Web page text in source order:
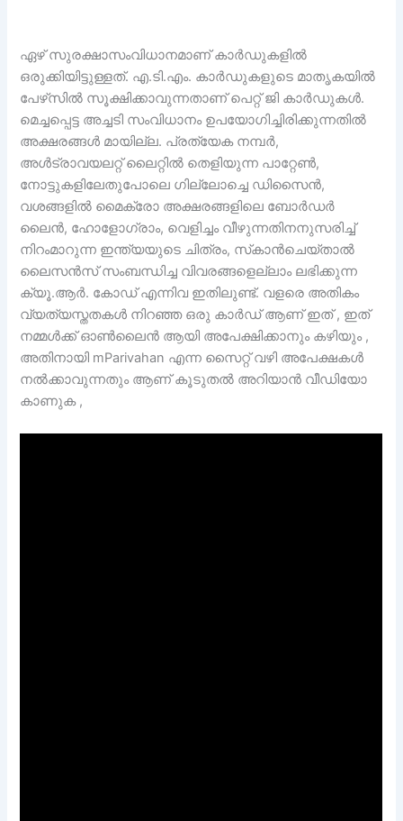
ഏഴ് സുരക്ഷാസംവിധാനമാണ് കാർഡുകളിൽ
ഒരുക്കിയിട്ടുള്ളത്. എ.ടി.എം. കാർഡുകളുടെ മാതൃകയിൽ
പേഴ്‌സിൽ സൂക്ഷിക്കാവുന്നതാണ് പെറ്റ് ജി കാർഡുകൾ.
മെച്ചപ്പെട്ട അച്ചടി സംവിധാനം ഉപയോഗിച്ചിരിക്കുന്നതിൽ
അക്ഷരങ്ങൾ മായില്ല. പ്രത്യേക നമ്പർ,
അൾട്രാവയലറ്റ് ലൈറ്റിൽ തെളിയുന്ന പാറ്റേൺ,
നോട്ടുകളിലേതുപോലെ ഗില്ലോച്ചെ ഡിസൈൻ,
വശങ്ങളിൽ മൈക്രോ അക്ഷരങ്ങളിലെ ബോർഡർ
ലൈൻ, ഹോളോഗ്രാം, വെളിച്ചം വീഴുന്നതിനനുസരിച്ച്
നിറംമാറുന്ന ഇന്ത്യയുടെ ചിത്രം, സ്‌കാൻചെയ്താൽ
ലൈസൻസ് സംബന്ധിച്ച വിവരങ്ങളെല്ലാം ലഭിക്കുന്ന
ക്യൂ.ആർ. കോഡ് എന്നിവ ഇതിലുണ്ട്. വളരെ അതികം
വ്യത്യസ്തതകൾ നിറഞ്ഞ ഒരു കാർഡ് ആണ് ഇത് , ഇത്
നമ്മൾക്ക് ഓൺലൈൻ ആയി അപേക്ഷിക്കാനും കഴിയും ,
അതിനായി mParivahan എന്ന സൈറ്റ് വഴി അപേക്ഷകൾ
നൽക്കാവുന്നതും ആണ് കൂടുതൽ അറിയാൻ വീഡിയോ
കാണുക ,